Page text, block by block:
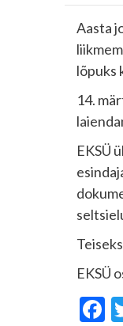
Aasta
lõpuks
14.
EKSÜ
EKSÜ